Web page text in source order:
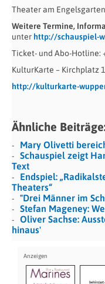
Theater am
Weitere Termine,
unter http://schauspiel-
Ticket- und Abo-Hotline:
KulturKarte – Kirchplatz
http://kulturkarte-
Ähnliche
Mary Olivetti
Schauspiel zeigt
Text
Endspiel:
Theaters“
"Drei Männer im
Stefan Mageney:
Oliver Sachse:
hinaus'